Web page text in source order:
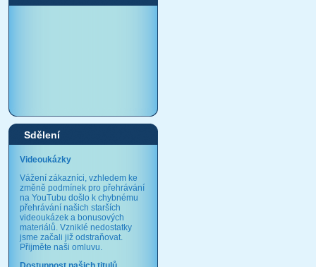
Sdělení
Videoukázky
Vážení zákazníci, vzhledem ke
změně podmínek pro přehrávání
na YouTubu došlo k chybnému
přehrávání našich starších
videoukázek a bonusových
materiálů. Vzniklé nedostatky
jsme začali již odstraňovat.
Přijměte naši omluvu.